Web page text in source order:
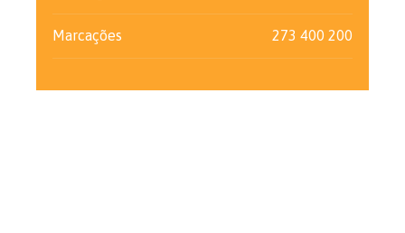
Marcações 273 400 200